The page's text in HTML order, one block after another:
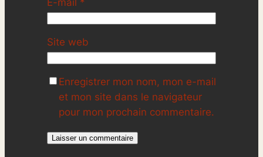
E-mail *
Site web
Enregistrer mon nom, mon e-mail
et mon site dans le navigateur
pour mon prochain commentaire.